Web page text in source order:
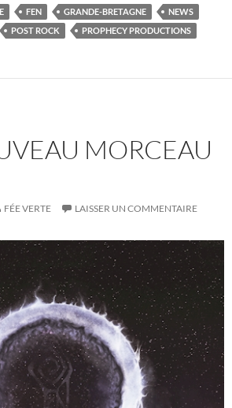
FEN GRANDE-BRETAGNE
NEWS
POST ROCK PROPHECY PRODUCTIONS
MORCEAU
FÉE VERTE LAISSER UN COMMENTAIRE